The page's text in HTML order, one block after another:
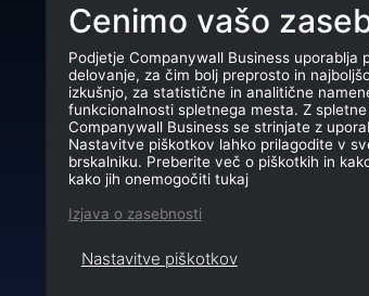
podjetjem pomaga izboljšati
poslovanje z iskanjem in
strank.
CompanyWall Business © 2026
Cenimo vašo
Podjetje Companywall Business uporablja
delovanje, za čim bolj preprosto in
izkušnjo, za statistične in analitične
funkcionalnosti spletnega mesta. Z
Companywall Business se strinjate z
Nastavitve piškotkov lahko prilagodite v
brskalniku. Preberite več o piškotkih in
kako jih onemogočiti tukaj
Izjava o zasebnosti
Nastavitve piškotkov